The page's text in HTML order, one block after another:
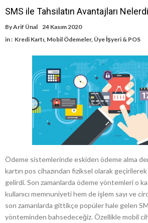
SMS ile Tahsilatın Avantajları
ByArif Ünal 24 Kasım 2020
in : Kredi Kartı, Mobil Ödemeler, Üye İşyeri & POS
Ödeme sistemlerinde eskiden ödeme alma
kartın pos cihazından fiziksel olarak geçirilerek
gelirdi. Son zamanlarda ödeme yöntemleri o
kullanıcı memnuniyeti hem de işlem sayı ve
son zamanlarda gittikçe popüler hale gelen
yönteminden bahsedeceğiz. Özellikle mobil